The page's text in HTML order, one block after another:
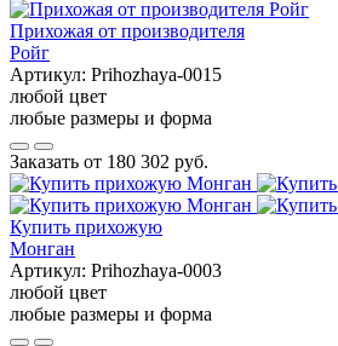
Прихожая от производителя
Ройг
Артикул: Prihozhaya-0015
любой цвет
любые размеры и форма
Заказать от 180 302 руб.
Купить прихожую
Монган
Артикул: Prihozhaya-0003
любой цвет
любые размеры и форма